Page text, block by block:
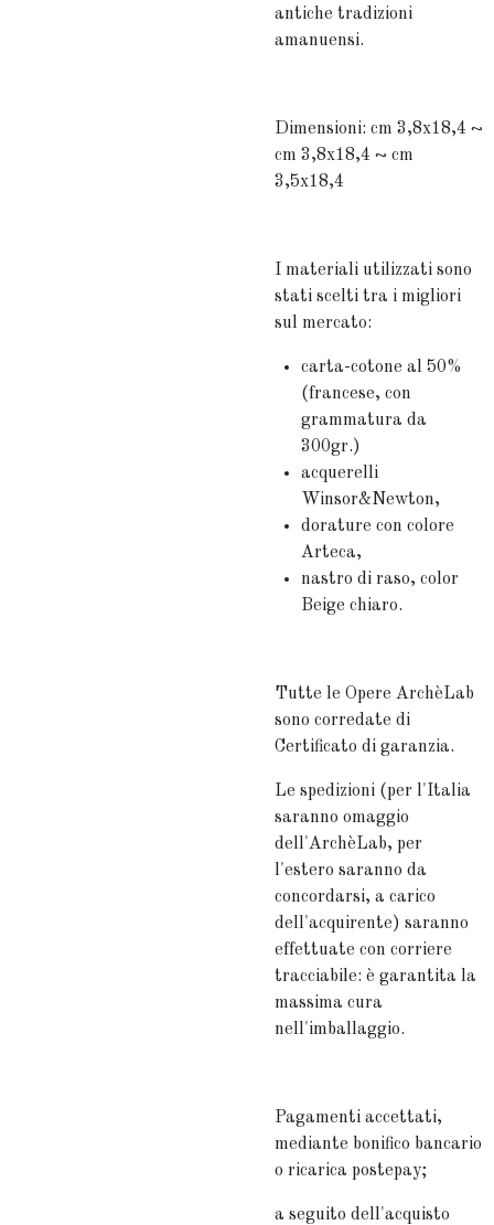
antiche tradizioni
amanuensi.
Dimensioni: cm 3,8x18,4 ~
cm 3,8x18,4 ~ cm
3,5x18,4
I materiali utilizzati sono
stati scelti tra i migliori
sul mercato:
carta-cotone al 50%
(francese, con
grammatura da
300gr.)
acquerelli
Winsor&Newton,
dorature con colore
Arteca,
nastro di raso, color
Beige chiaro.
Tutte le Opere ArchèLab
sono corredate di
Certificato di garanzia.
Le spedizioni (per l'Italia
saranno omaggio
dell'ArchèLab, per
l'estero saranno da
concordarsi, a carico
dell'acquirente) saranno
effettuate con corriere
tracciabile: è garantita la
massima cura
nell'imballaggio.
Pagamenti accettati,
mediante bonifico bancario
o ricarica postepay;
a seguito dell'acquisto